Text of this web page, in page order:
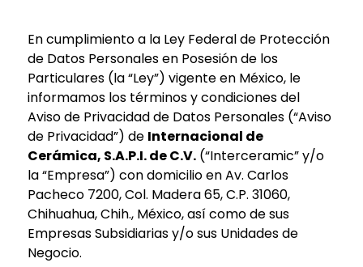
En cumplimiento a la Ley Federal de Protección
de Datos Personales en Posesión de los
Particulares (la “Ley”) vigente en México, le
informamos los términos y condiciones del
Aviso de Privacidad de Datos Personales (“Aviso
de Privacidad”) de Internacional de
Cerámica, S.A.P.I. de C.V.(“Interceramic” y/o
la “Empresa”) con domicilio en Av. Carlos
Pacheco 7200, Col. Madera 65, C.P. 31060,
Chihuahua, Chih., México, así como de sus
Empresas Subsidiarias y/o sus Unidades de
Negocio.